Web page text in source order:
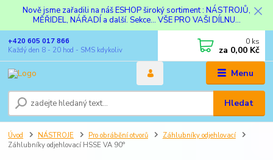
Nově jsme zařadili na náš ESHOP široký sortiment : NÁSTROJŮ,
MĚŘIDEL, NÁŘADÍ a další. Sekce... VŠE PRO VAŠI DÍLNU...
Menu
Hledat
+420 605 017 866
Každý den 8 - 20 hod - SMS kdykoliv
0 ks
za 0,00 Kč
Úvod NÁSTROJE Pro obrábění otvorů
Záhlubníky odjehlovací
Záhlubníky odjehlovací HSSE VA 90°